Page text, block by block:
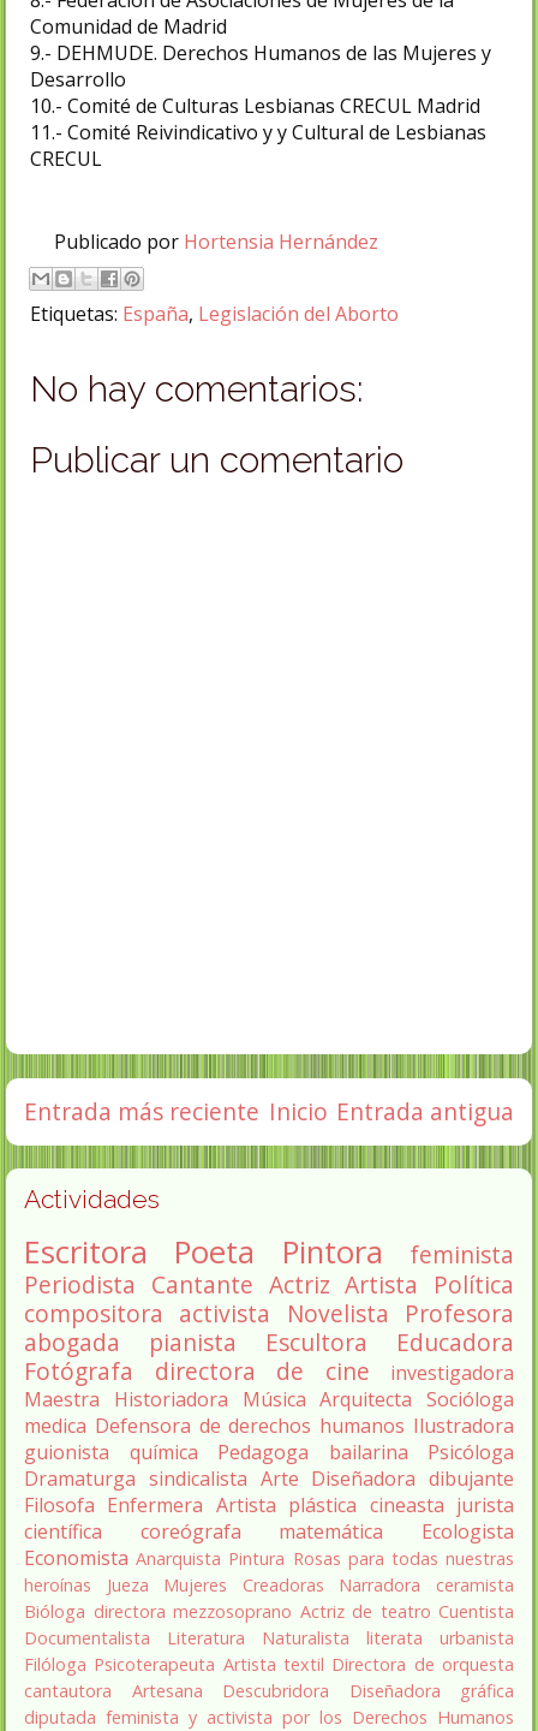
Comunidad de Madrid
9.- DEHMUDE. Derechos Humanos de las Mujeres y
Desarrollo
10.- Comité de Culturas Lesbianas CRECUL Madrid
11.- Comité Reivindicativo y y Cultural de Lesbianas
CRECUL
Publicado por Hortensia Hernández
Etiquetas: España, Legislación del Aborto
No hay comentarios:
Publicar un comentario
Entrada más reciente Entrada antigua
Inicio
Actividades
Escritora Poeta Pintora
feminista
Periodista Cantante Actriz Artista
Política
compositora activista Novelista
Profesora
abogada
pianista Escultora
Educadora
Fotógrafa
directora de cine
investigadora
Maestra
Historiadora Música Arquitecta Socióloga
medica Defensora de derechos humanos Ilustradora
guionista
química Pedagoga bailarina
Psicóloga
Dramaturga sindicalista Arte Diseñadora dibujante
Filosofa Enfermera Artista plástica cineasta jurista
científica
coreógrafa matemática
Ecologista
Economista Anarquista Pintura Rosas para todas nuestras
heroínas
Jueza Mujeres Creadoras Narradora
ceramista
Bióloga directora mezzosoprano Actriz de teatro Cuentista
Documentalista
Literatura Naturalista literata
urbanista
Filóloga Psicoterapeuta Artista textil Directora de orquesta
cantautora
Artesana Descubridora
Diseñadora gráfica
diputada feminista y activista por los Derechos Humanos